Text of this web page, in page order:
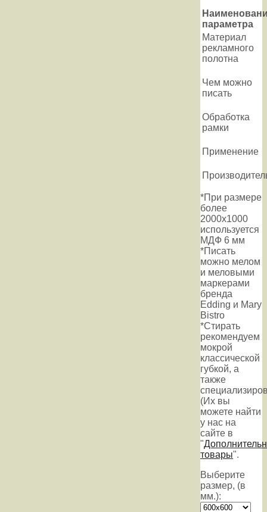
параметра
Материал
рекламного
полотна
Чем можно
писать
Обработка
рамки
Применение
*При размере
более
2000х1000
используется
МДФ 6 мм
*Писать
можно мелом
и меловыми
маркерами
бренда
Edding и Mary
Bistro
*Стирать
рекомендуем
мокрой
классической
губкой, а
также
(Их вы
можете найти
у нас на
сайте в
"
товары".
Выберите
размер, (в
мм.):